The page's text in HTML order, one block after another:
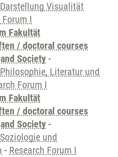
Visualität
Forum I
Fakultät
/ doctoral courses
Society -
Literatur und
Forum I
Fakultät
/ doctoral courses
Society -
und
- Research Forum I